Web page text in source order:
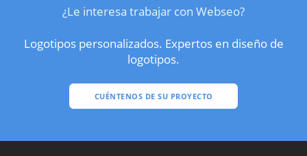
¿Le interesa trabajar con Webseo?
Logotipos personalizados. Expertos en diseño de
logotipos.
CUÉNTENOS DE SU PROYECTO